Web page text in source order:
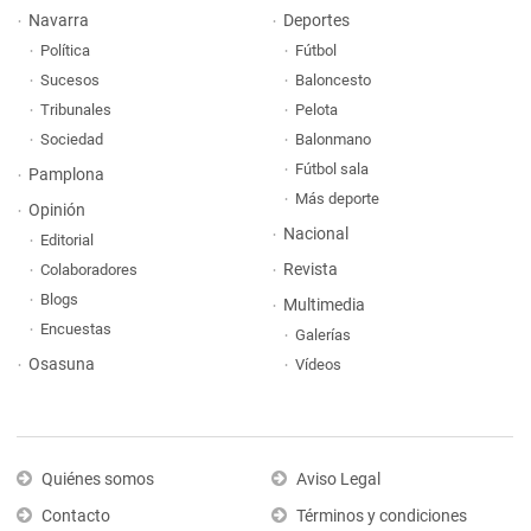
Navarra
Política
Sucesos
Tribunales
Sociedad
Pamplona
Opinión
Editorial
Colaboradores
Blogs
Encuestas
Osasuna
Deportes
Fútbol
Baloncesto
Pelota
Balonmano
Fútbol sala
Más deporte
Nacional
Revista
Multimedia
Galerías
Vídeos
Quiénes somos
Contacto
Aviso Legal
Términos y condiciones